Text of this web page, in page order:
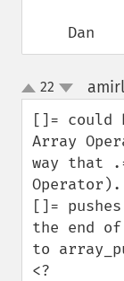
    Dan
up
down
22
[]= could
Array
way that
Operator).
[]=
the end
to
<?